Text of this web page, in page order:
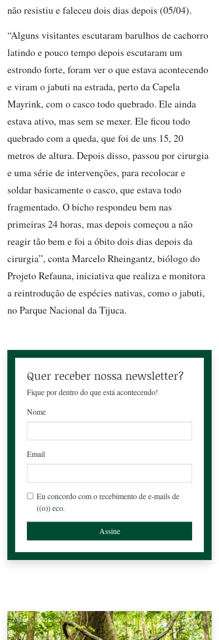
não resistiu e faleceu dois dias depois (05/04).
“Alguns visitantes escutaram barulhos de cachorro
latindo e pouco tempo depois escutaram um
estrondo forte, foram ver o que estava acontecendo
e viram o jabuti na estrada, perto da Capela
Mayrink, com o casco todo quebrado. Ele ainda
estava ativo, mas sem se mexer. Ele ficou todo
quebrado com a queda, que foi de uns 15, 20
metros de altura. Depois disso, passou por cirurgia
e uma série de intervenções, para recolocar e
soldar basicamente o casco, que estava todo
fragmentado. O bicho respondeu bem nas
primeiras 24 horas, mas depois começou a não
reagir tão bem e foi a óbito dois dias depois da
cirurgia”, conta Marcelo Rheingantz, biólogo do
Projeto Refauna, iniciativa que realiza e monitora
a reintrodução de espécies nativas, como o jabuti,
no Parque Nacional da Tijuca.
Quer receber nossa newsletter?
Fique por dentro do que está acontecendo!
Nome
Email
Eu concordo com o recebimento de e-mails de
((o)) eco.